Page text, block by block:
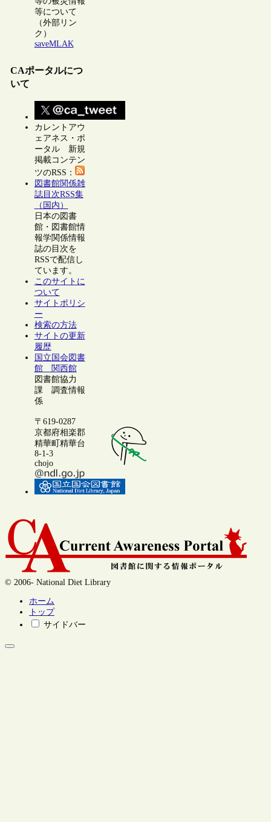
等について
（外部リン
ク）
saveMLAK
CAポータルにつ
いて
カレントアウ
ェアネス・ポ
ータル 新規
掲載コンテン
ツのRSS：
図書館関係雑
誌目次RSS集
（国内）
日本の図書
館・図書館情
報学関係情報
誌の目次を
RSSで配信し
ています。
このサイトに
ついて
サイトポリシ
ー
検索の方法
サイトの更新
履歴
国立国会図書
館 関西館
図書館協力
課 調査情報
係
〒619-0287
京都府相楽郡
精華町精華台
8-1-3
chojo
© 2006- National Diet Library
ホーム
トップ
サイドバー